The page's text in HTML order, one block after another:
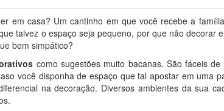
em casa? Um cantinho em que você recebe a
talvez o espaço seja pequeno, por que não decorar
bem simpático?
como sugestões muito bacanas. São fáceis
você disponha de espaço que tal apostar em uma
na decoração. Diversos ambientes da sua